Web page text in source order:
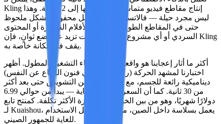
Kling إنتاج مقاطع فيديو متماسكة تصل مدتها إلى 2 دقيقة
. وهذا
ليس مجرد حيلة — فالاتساق الزمني يظل محفوظًا بشكل ملحوظ
حتى في المقاطع الطويلة. بالنسبة للأفلام القصيرة أو المحتوى
السردي أو أي مشروع يتطلب لقطات تزيد عن بضع ثوانٍ، فإن Kling
يقف في مكانة خاصة به.
أكثر ما أثار إعجابنا هو واقعية الحركة أثناء التشغيل المطول. أظهر
اختبارنا لمشهد الحركة (ركلة دائرية في فنون الدفاع عن النفس)
ديناميكية رائعة للجسم، مع الحد الأدنى من التشويش حتى بعد أكثر
من 30 ثانية. كما أن السعر تنافسي للغاية — يبدأ من حوالي 6.99
دولارًا شهريًا، وهو من بين الخيارات المتميزة الأكثر تكلفة. كمنتج تابع
لـ Kuaishou، يعمل بسلاسة داخل الصين، مما يجعله سهل الاستخدام
للغاية للجمهور الصيني.